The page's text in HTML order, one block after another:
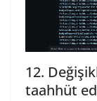
12.
taahhüt